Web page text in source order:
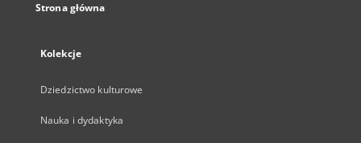
Strona główna
Kolekcje
Dziedzictwo kulturowe
Nauka i dydaktyka